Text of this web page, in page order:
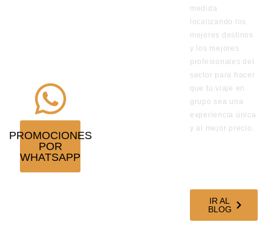
PROMOCIONES
POR
WHATSAPP
medida
localizando los
mejores destinos
y los mejores
profesionales del
sector para hacer
que tu viaje en
grupo sea una
experiencia única
y al mejor precio.
IR AL
BLOG